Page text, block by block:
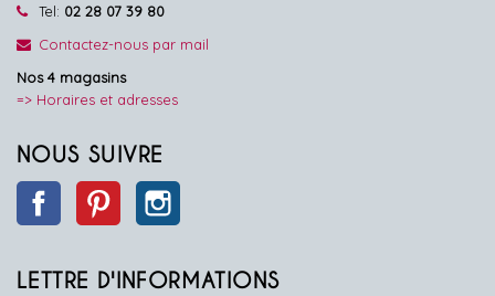
Tel: 02 28 07 39 80
Contactez-nous par mail
Nos 4 magasins
=> Horaires et adresses
NOUS SUIVRE
Facebook Pinterest
LETTRE D'INFORMATIONS